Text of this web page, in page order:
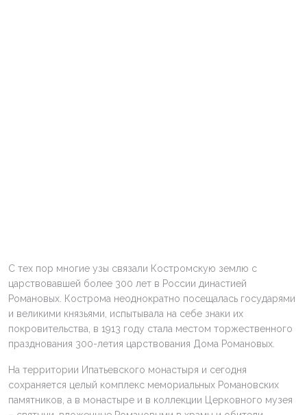
С тех пор многие узы связали Костромскую землю с
царствовавшей более 300 лет в России династией
Романовых. Кострома неоднократно посещалась государями
и великими князьями, испытывала на себе знаки их
покровительства, в 1913 году стала местом торжественного
празднования 300-летия царствования Дома Романовых.
На территории Ипатьевского монастыря и сегодня
сохраняется целый комплекс мемориальных Романовских
памятников, а в монастыре и в коллекции Церковного музея